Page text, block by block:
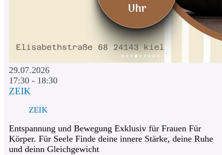
29.07.2026
17:30 - 18:30
ZEIK
ZEIK
Entspannung und Bewegung Exklusiv für Frauen Für
Körper. Für Seele Finde deine innere Stärke, deine Ruhe
und deinn Gleichgewicht